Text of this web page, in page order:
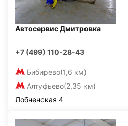
Автосервис Дмитровка
+7 (499) 110-28-43
Бибирево(1,6 км)
Алтуфьево(2,35 км)
Лобненская 4